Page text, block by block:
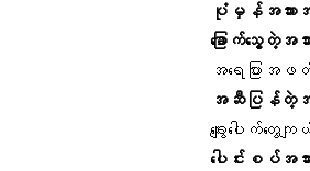
ပုံမှန်အသား
ခြောက်သွေ့တဲ့အသ
အရေပြားအ
အဆီပြန်တဲ့အ
ချွေးပေါက်တွ
ပေါင်းစပ်အသ